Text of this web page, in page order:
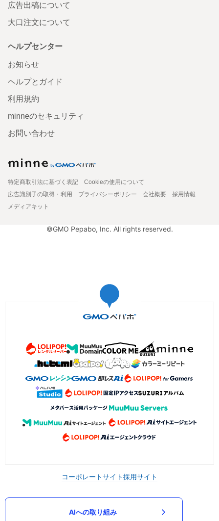
広告出稿について
大口注文について
ヘルプセンター
お知らせ
ヘルプとガイド
利用規約
minneのセキュリティ
お問い合わせ
特定商取引法に基づく表記
Cookieの使用について
広告識別子の取得・利用
プライバシーポリシー 会社概要
採用情報
メディアキット
©GMO Pepabo, Inc. All rights reserved.
コーポレートサイト採用サイト
AIへの取り組み